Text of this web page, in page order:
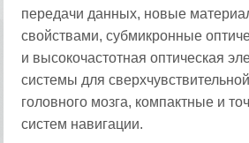
передачи данных, новые
свойствами, субмикронные
и высокочастотная оптическая
системы для
головного мозга, компактные и
систем навигации.